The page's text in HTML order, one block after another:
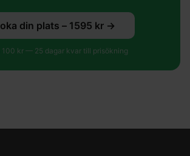
din plats – 1595 kr →
100 kr — 25 dagar kvar till prisökning